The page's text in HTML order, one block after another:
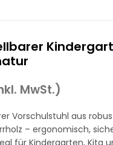
MwSt.)
Vorschulstuhl aus
– ergonomisch,
für Kindergarten, Kita